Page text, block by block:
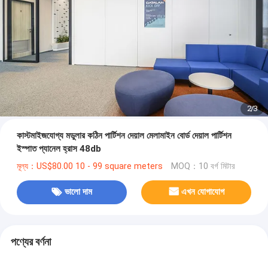
2/3
কাস্টমাইজযোগ্য মডুলার কঠিন পার্টিশন দেয়াল মেলামাইন বোর্ড দেয়াল পার্টিশন
ইস্পাত প্যানেল হ্রাস 48db
মূল্য：US$80.00 10 - 99 square meters MOQ：10 বর্গ মিটার
ভালো দাম এখন যোগাযোগ
পণ্যের বর্ণনা